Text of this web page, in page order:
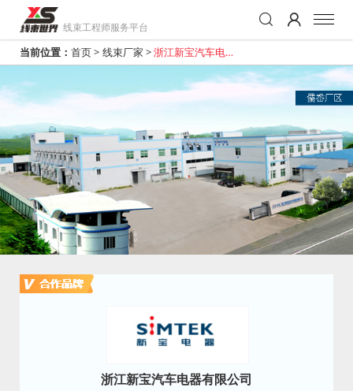
线束工程师服务平台
当前位置： 首页> 线束厂家 >浙江新宝汽车电器
有限公司
浙江新宝汽车电器有限公司